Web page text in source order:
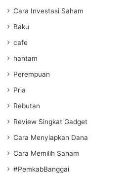
Cara Investasi Saham
Baku
cafe
hantam
Perempuan
Pria
Rebutan
Review Singkat Gadget
Cara Menyiapkan Dana
Cara Memilih Saham
#PemkabBanggai